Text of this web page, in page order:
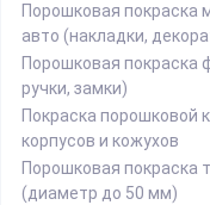
Порошковая покраска
авто (накладки,
Порошковая покраска
ручки, замки)
Покраска порошковой
корпусов и кожухов
Порошковая покраска
(диаметр до 50 мм)